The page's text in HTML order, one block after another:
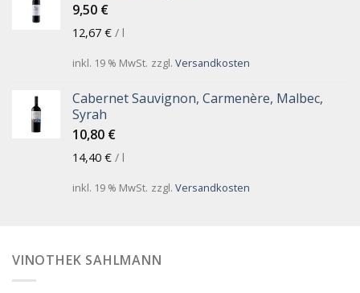
9,50 €
12,67 € / l
inkl. 19 % MwSt. zzgl. Versandkosten
Cabernet Sauvignon, Carmenère, Malbec,
Syrah
10,80 €
14,40 € / l
inkl. 19 % MwSt. zzgl. Versandkosten
VINOTHEK SAHLMANN